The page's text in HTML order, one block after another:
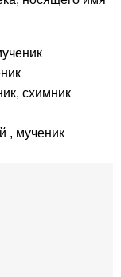
схимник
, мученик